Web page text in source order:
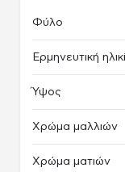
Φύλο
Ερμηνευτική
Ύψος
Χρώμα μαλλιών
Χρώμα ματιών